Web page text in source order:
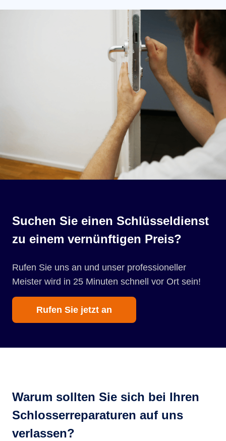
Suchen Sie einen Schlüsseldienst
zu einem vernünftigen Preis?
Rufen Sie uns an und unser professioneller
Meister wird in 25 Minuten schnell vor Ort sein!
Rufen Sie jetzt an
Warum sollten Sie sich bei Ihren
Schlosserreparaturen auf uns
verlassen?